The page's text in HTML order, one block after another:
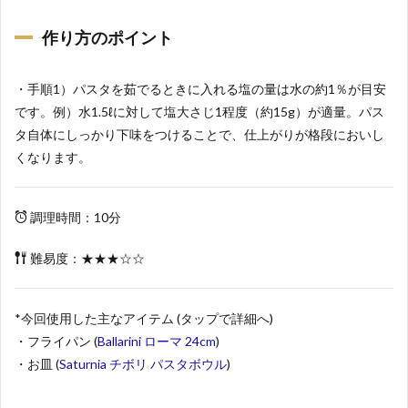
作り方のポイント
・手順1）パスタを茹でるときに入れる塩の量は水の約1％が目安
です。例）水1.5ℓに対して塩大さじ1程度（約15g）が適量。パス
タ自体にしっかり下味をつけることで、仕上がりが格段においし
くなります。
調理時間：10分
難易度：★★★☆☆
*今回使用した主なアイテム (タップで詳細へ)
・フライパン (Ballarini ローマ 24cm)
・お皿 (Saturnia チボリ パスタボウル)